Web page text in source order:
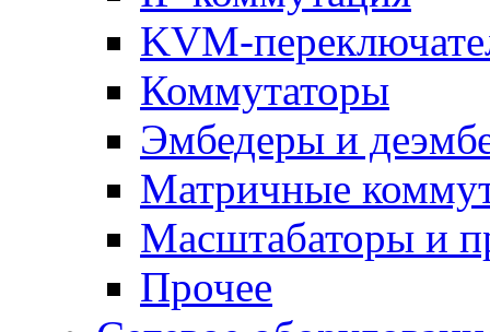
KVM-
Коммутаторы
Эмбедеры и
Матричные
Масштабаторы и
Прочее